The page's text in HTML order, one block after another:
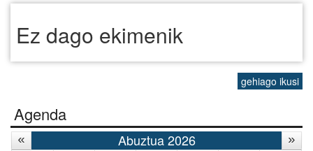
Ez dago ekimenik
gehiago ikusi
Agenda
Abuztua 2026